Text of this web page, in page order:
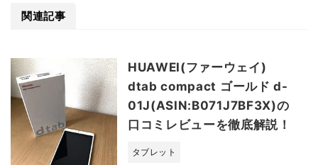
関連記事
HUAWEI(ファーウェイ)
dtab compact ゴールド d-
01J(ASIN:B071J7BF3X)の
口コミレビューを徹底解説！
タブレット